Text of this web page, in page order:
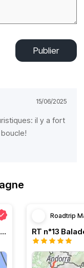
Publier
15/06/2025
il y a fort
Cadaqués - Collioure, le paradis de la moto
Roadtrip